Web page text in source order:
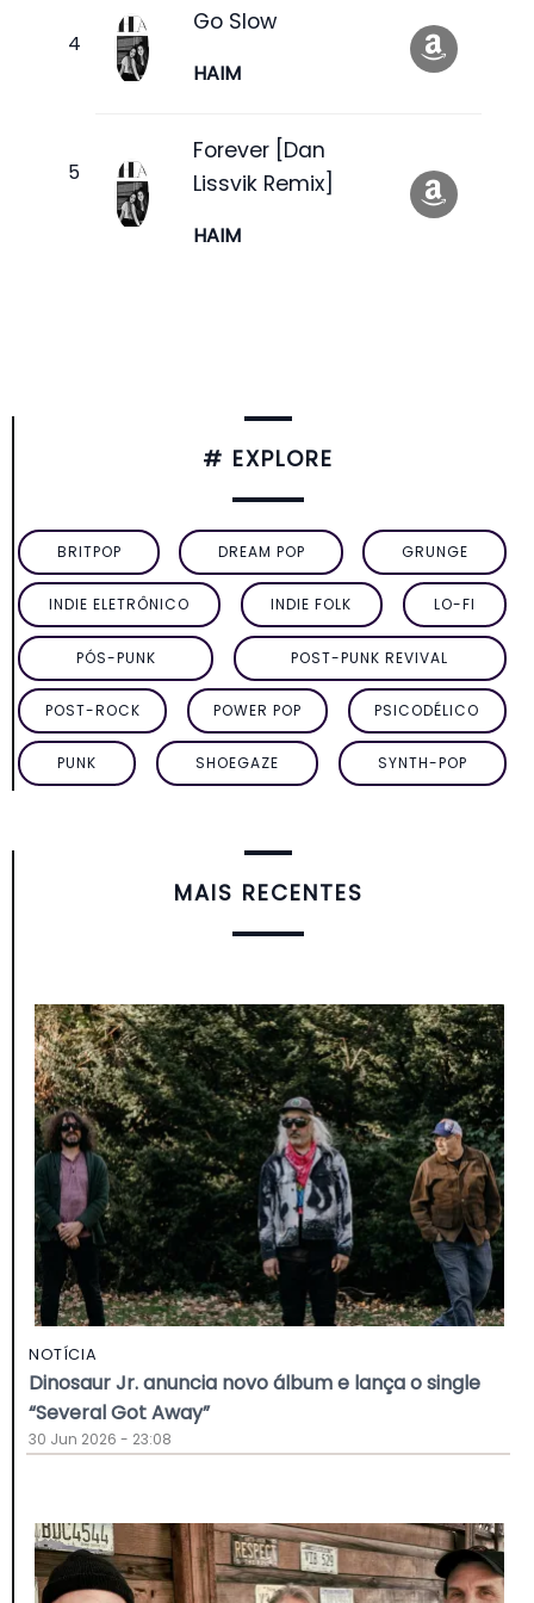
Go Slow
HAIM
Forever [Dan
Lissvik Remix]
HAIM
# EXPLORE
BRITPOP DREAM POP GRUNGE
INDIE ELETRÔNICO INDIE FOLK LO-FI
PÓS-PUNK POST-PUNK REVIVAL
POST-ROCK POWER POP PSICODÉLICO
PUNK SHOEGAZE SYNTH-POP
MAIS RECENTES
NOTÍCIA
Dinosaur Jr. anuncia novo álbum e lança o single
“Several Got Away”
30 Jun 2026 - 23:08